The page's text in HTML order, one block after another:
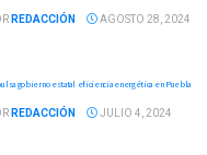
REDACCIÓN AGOSTO 28, 2024
gobierno estatal eficiencia energética en Puebla
REDACCIÓN JULIO 4, 2024